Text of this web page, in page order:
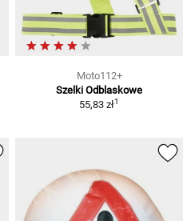
Moto112+
Szelki Odblaskowe
55,83 zł1